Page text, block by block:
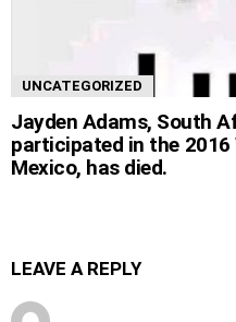
UNCATEGORIZED
Jayden Adams, South
participated in the 2016
Mexico, has died.
LEAVE A REPLY